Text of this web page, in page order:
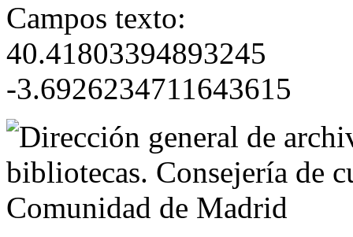
Campos texto:
40.41803394893245
-3.6926234711643615